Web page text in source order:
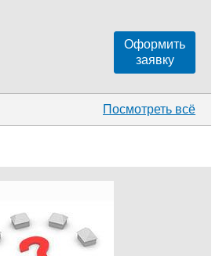
Оформить
заявку
Посмотреть всё